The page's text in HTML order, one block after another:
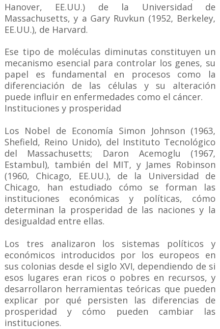
Hanover, EE.UU.) de la Universidad de
Massachusetts, y a Gary Ruvkun (1952, Berkeley,
EE.UU.), de Harvard.
Ese tipo de moléculas diminutas constituyen un
mecanismo esencial para controlar los genes, su
papel es fundamental en procesos como la
diferenciación de las células y su alteración
puede influir en enfermedades como el cáncer.
Instituciones y prosperidad
Los Nobel de Economía Simon Johnson (1963,
Shefield, Reino Unido), del Instituto Tecnológico
del Massachusetts; Daron Acemoglu (1967,
Estambul), también del MIT, y James Robinson
(1960, Chicago, EE.UU.), de la Universidad de
Chicago, han estudiado cómo se forman las
instituciones económicas y políticas, cómo
determinan la prosperidad de las naciones y la
desigualdad entre ellas.
Los tres analizaron los sistemas políticos y
económicos introducidos por los europeos en
sus colonias desde el siglo XVI, dependiendo de si
esos lugares eran ricos o pobres en recursos, y
desarrollaron herramientas teóricas que pueden
explicar por qué persisten las diferencias de
prosperidad y cómo pueden cambiar las
instituciones.